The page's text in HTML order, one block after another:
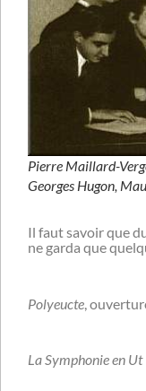
Pierre Maillard-
Georges Hugon,
Il faut savoir que
ne garda que
Polyeucte ,
La Symphonie en Ut